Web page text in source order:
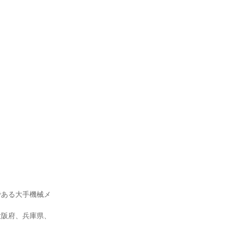
る大手機械メ
府、兵庫県、